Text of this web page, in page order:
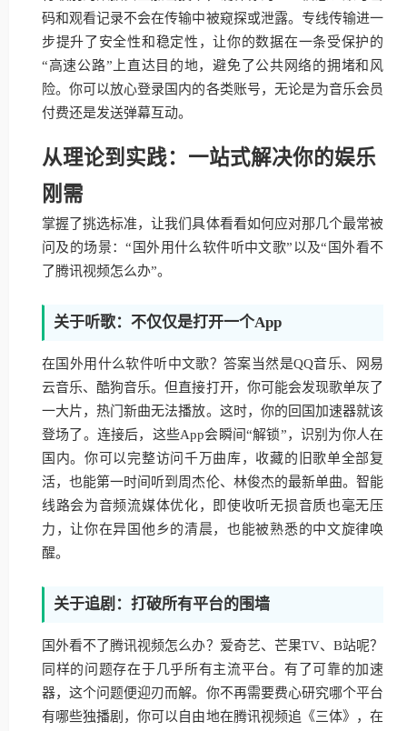
码和观看记录不会在传输中被窥探或泄露。专线传输进一
步提升了安全性和稳定性，让你的数据在一条受保护的
“高速公路”上直达目的地，避免了公共网络的拥堵和风
险。你可以放心登录国内的各类账号，无论是为音乐会员
付费还是发送弹幕互动。
从理论到实践：一站式解决你的娱乐
刚需
掌握了挑选标准，让我们具体看看如何应对那几个最常被
问及的场景：“国外用什么软件听中文歌”以及“国外看不
了腾讯视频怎么办”。
关于听歌：不仅仅是打开一个App
在国外用什么软件听中文歌？答案当然是QQ音乐、网易
云音乐、酷狗音乐。但直接打开，你可能会发现歌单灰了
一大片，热门新曲无法播放。这时，你的回国加速器就该
登场了。连接后，这些App会瞬间“解锁”，识别为你人在
国内。你可以完整访问千万曲库，收藏的旧歌单全部复
活，也能第一时间听到周杰伦、林俊杰的最新单曲。智能
线路会为音频流媒体优化，即使收听无损音质也毫无压
力，让你在异国他乡的清晨，也能被熟悉的中文旋律唤
醒。
关于追剧：打破所有平台的围墙
国外看不了腾讯视频怎么办？爱奇艺、芒果TV、B站呢？
同样的问题存在于几乎所有主流平台。有了可靠的加速
器，这个问题便迎刃而解。你不再需要费心研究哪个平台
有哪些独播剧，你可以自由地在腾讯视频追《三体》，在